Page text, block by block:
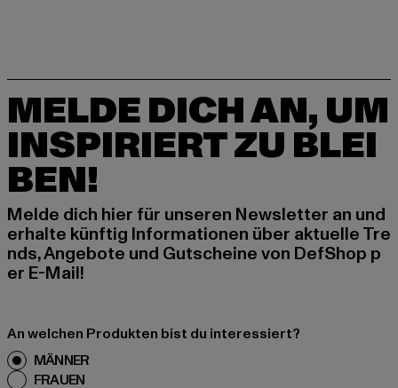
MELDE DICH AN, UM
INSPIRIERT ZU BLEI
BEN!
Melde dich hier für unseren Newsletter an und
erhalte künftig Informationen über aktuelle Tre
nds, Angebote und Gutscheine von DefShop p
er E-Mail!
An welchen Produkten bist du interessiert?
MÄNNER
FRAUEN